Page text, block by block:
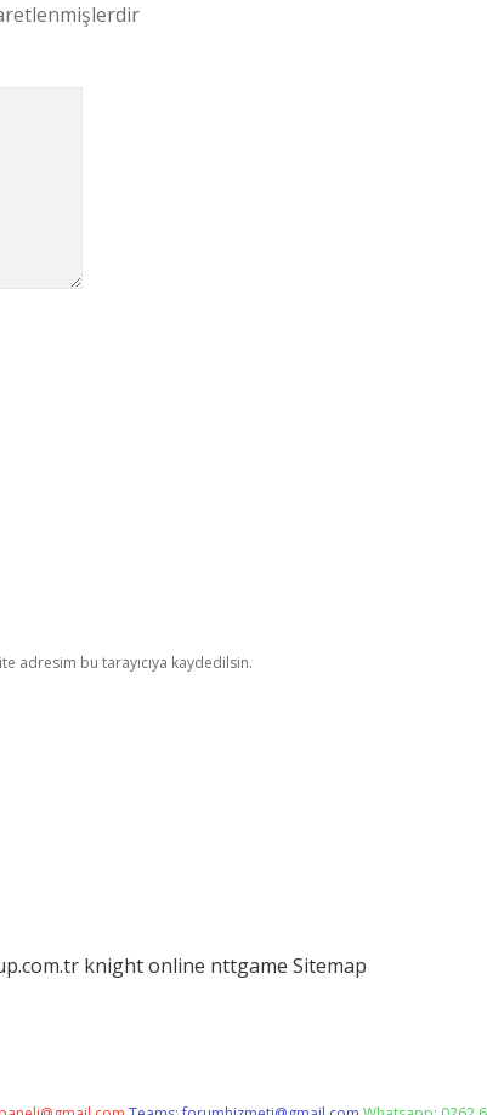
adresim bu tarayıcıya kaydedilsin.
knight online nttgame Sitemap